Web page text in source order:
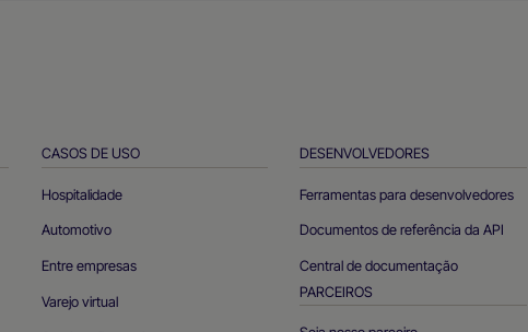
CASOS DE USO
Hospitalidade
Automotivo
Entre empresas
Varejo virtual
DESENVOLVEDORES
Ferramentas para desenvolvedores
Documentos de referência da API
Central de documentação
PARCEIROS